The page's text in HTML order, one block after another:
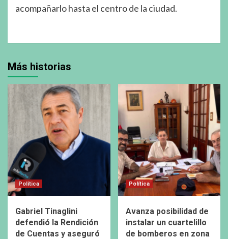
acompañarlo hasta el centro de la ciudad.
Más historias
Política
Gabriel Tinaglini
defendió la Rendición
de Cuentas y aseguró
Política
Avanza posibilidad de
instalar un cuartelillo
de bomberos en zona